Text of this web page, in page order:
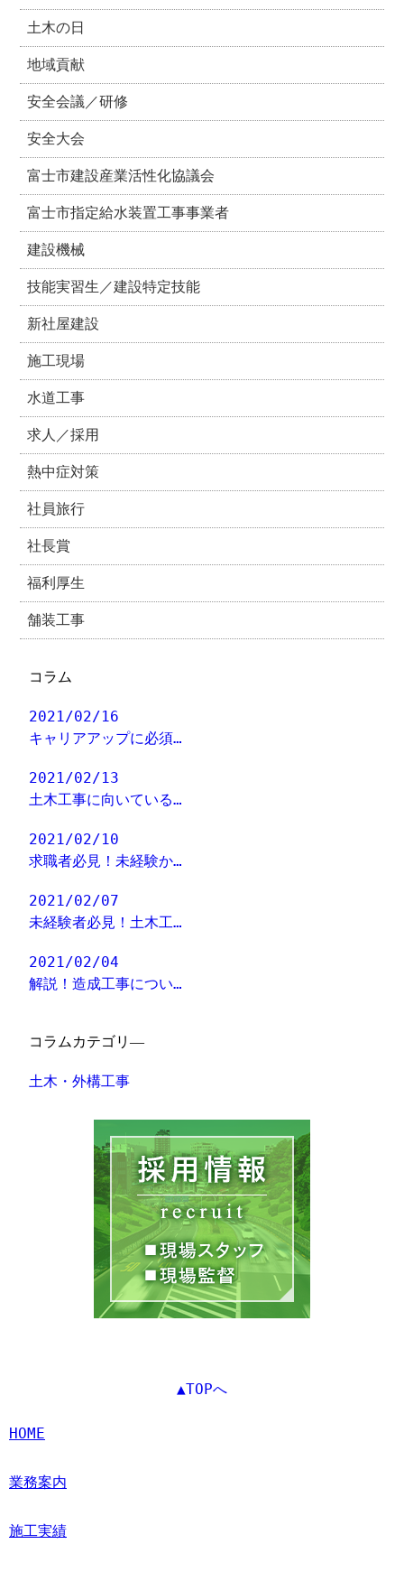
土木の日
地域貢献
安全会議／研修
安全大会
富士市建設産業活性化協議会
富士市指定給水装置工事事業者
建設機械
技能実習生／建設特定技能
新社屋建設
施工現場
水道工事
求人／採用
熱中症対策
社員旅行
社長賞
福利厚生
舗装工事
コラム
2021/02/16
キャリアアップに必須…
2021/02/13
土木工事に向いている…
2021/02/10
求職者必見！未経験か…
2021/02/07
未経験者必見！土木工…
2021/02/04
解説！造成工事につい…
コラムカテゴリ―
土木・外構工事
▲TOPへ
HOME
業務案内
施工実績